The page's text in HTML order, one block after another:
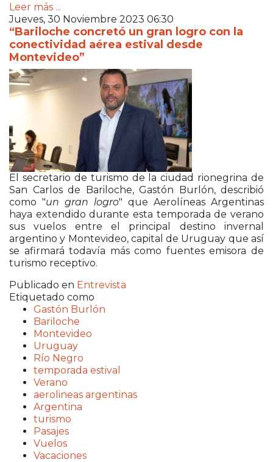
Leer más ...
Jueves, 30 Noviembre 2023 06:30
“Bariloche concretó un gran logro con la
conectividad aérea estival desde
Montevideo”
El secretario de turismo de la ciudad rionegrina de
San Carlos de Bariloche, Gastón Burlón, describió
como "un gran logro" que Aerolíneas Argentinas
haya extendido durante esta temporada de verano
sus vuelos entre el principal destino invernal
argentino y Montevideo, capital de Uruguay que así
se afirmará todavía más como fuentes emisora de
turismo receptivo.
Publicado en Entrevista
Etiquetado como
Gastón Burlón
Bariloche
Montevideo
Uruguay
Río Negro
temporada estival
Verano
aerolineas argentinas
Argentina
turismo
Pasajes
Vuelos
Vacaciones